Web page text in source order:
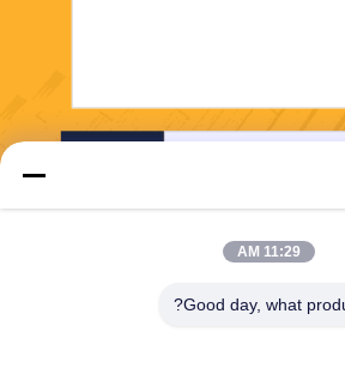
11:29 AM
Good day, what